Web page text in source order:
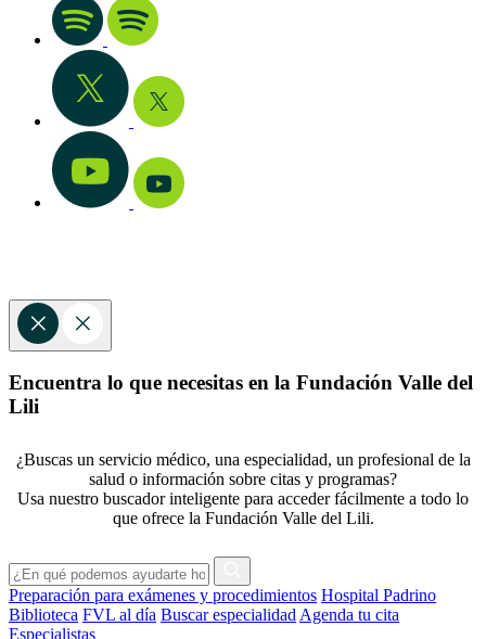
Encuentra lo que necesitas en la Fundación Valle del
Lili
¿Buscas un servicio médico, una especialidad, un profesional de la
salud o información sobre citas y programas?
Usa nuestro buscador inteligente para acceder fácilmente a todo lo
que ofrece la Fundación Valle del Lili.
Preparación para exámenes y procedimientos Hospital Padrino
Biblioteca FVL al día Buscar especialidad Agenda tu cita
Especialistas